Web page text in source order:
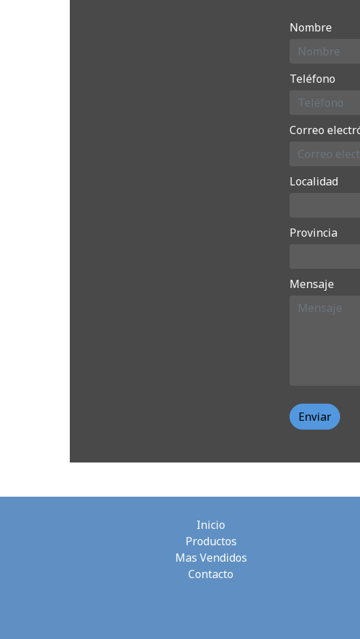
Nombre
Teléfono
Correo
Localidad
Provincia
Mensaje
Enviar
Inicio
Productos
Mas Vendidos
Contacto